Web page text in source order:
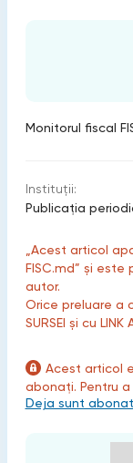
Monitorul fiscal
Instituții:
Publicaţia
„Acest articol
FISC.md” și
autor.
Orice preluare a
SURSEI și cu
Acest articol
abonați. Pentru
Deja sunt abonat